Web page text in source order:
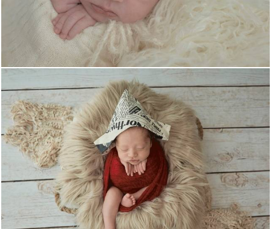
1725